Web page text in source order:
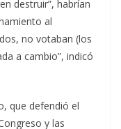
destruir”, habrían
al
no votaban (los
a cambio”, indicó
que defendió el
y las